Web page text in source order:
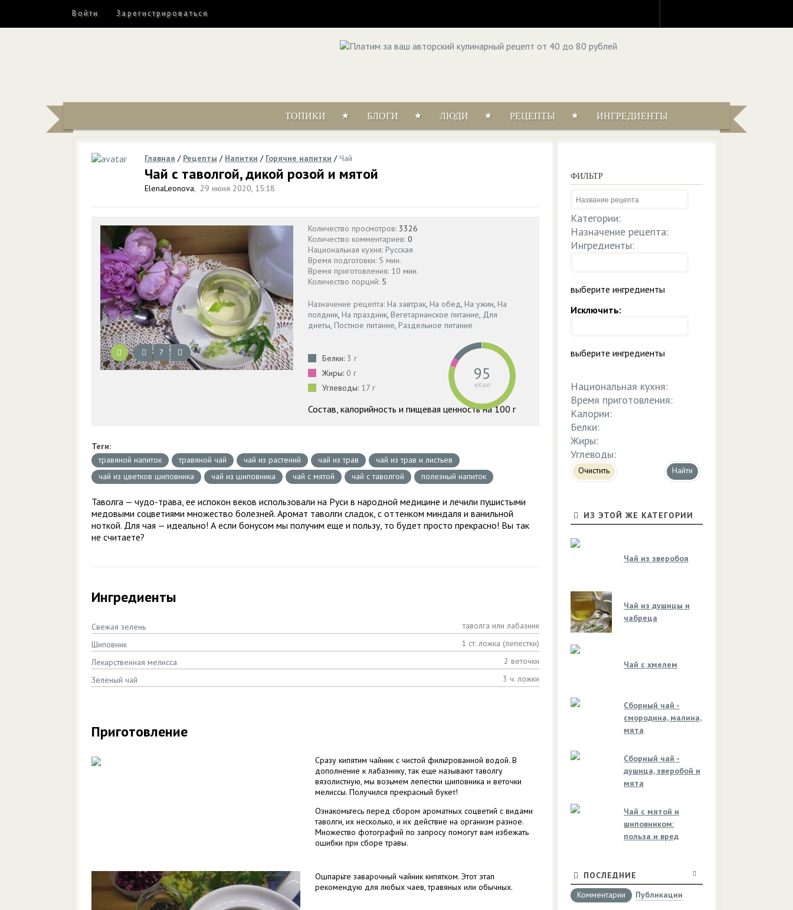
Войти Зарегистрироваться
ТОПИКИ БЛОГИ ЛЮДИ РЕЦЕПТЫ ИНГРЕДИЕНТЫ
Главная / Рецепты / Напитки / Горячие напитки /Чай
Чай с таволгой, дикой розой и мятой
ElenaLeonova, 29 июня 2020, 15:18
?
Количество просмотров: 3326
Количество комментариев: 0
Национальная кухня: Русская
Время подготовки: 5 мин.
Время приготовления: 10 мин.
Количество порций: 5
Назначение рецепта: На завтрак, На обед, На ужин, На
полдник, На праздник, Вегетарианское питание, Для
диеты, Постное питание, Раздельное питание
Белки: 3 г
Жиры: 0 г
Углеводы: 17 г
95
кКал
Состав, калорийность и пищевая ценность на 100 г
Теги:
травяной напиток
травяной чай чай из растений чай из трав
чай из трав и листьев
чай из цветков шиповника
чай из шиповника чай с мятой чай с таволгой полезный напиток
Таволга — чудо-трава, ее испокон веков использовали на Руси в народной медицине и лечили пушистыми
медовыми соцветиями множество болезней. Аромат таволги сладок, с оттенком миндаля и ванильной
ноткой. Для чая — идеально! А если бонусом мы получим еще и пользу, то будет просто прекрасно! Вы так
не считаете?
Ингредиенты
Свежая зелень
таволга или лабазник
Шиповник
1 ст. ложка (лепестки)
Лекарственная мелисса
2 веточки
Зеленый чай
3 ч. ложки
Приготовление
Сразу кипятим чайник с чистой фильтрованной водой. В
дополнение к лабазнику, так еще называют таволгу
вязолистную, мы возьмем лепестки шиповника и веточки
мелиссы. Получился прекрасный букет!
Ознакомьтесь перед сбором ароматных соцветий с видами
таволги, их несколько, и их действие на организм разное.
Множество фотографий по запросу помогут вам избежать
ошибки при сборе травы.
Ошпарьте заварочный чайник кипятком. Этот этап
рекомендую для любых чаев, травяных или обычных.
ФИЛЬТР
Категории:
Назначение рецепта:
Ингредиенты:
выберите ингредиенты
Исключить:
выберите ингредиенты
Национальная кухня:
Время приготовления:
Калории:
Белки:
Жиры:
Углеводы:
Очистить
ИЗ ЭТОЙ ЖЕ КАТЕГОРИИ
Чай из зверобоя
Чай из душицы и
чабреца
Чай с хмелем
Сборный чай -
смородина, малина,
мята
Сборный чай -
душица, зверобой и
мята
Чай с мятой и
шиповником:
польза и вред
ПОСЛЕДНИЕ
Комментарии
Публикации